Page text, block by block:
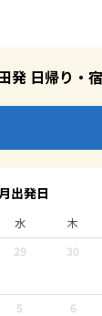
発 日帰り・
出発日
水 木
29 30
5 6